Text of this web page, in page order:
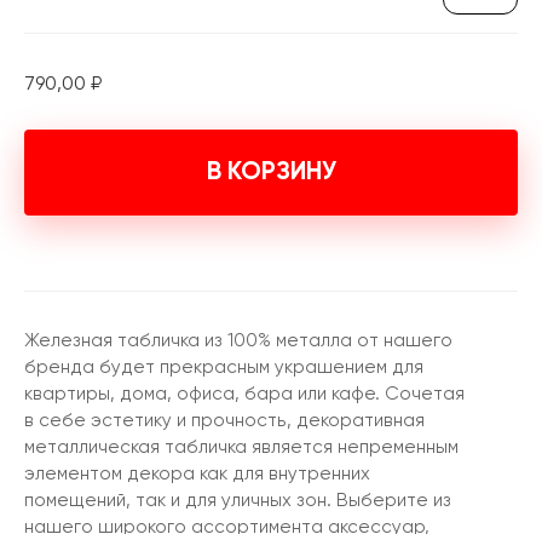
790,00 ₽
В КОРЗИНУ
Железная табличка из 100% металла от нашего
бренда будет прекрасным украшением для
квартиры, дома, офиса, бара или кафе. Сочетая
в себе эстетику и прочность, декоративная
металлическая табличка является непременным
элементом декора как для внутренних
помещений, так и для уличных зон. Выберите из
нашего широкого ассортимента аксессуар,